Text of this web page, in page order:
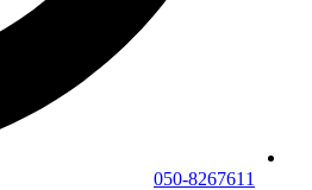
050-8267611